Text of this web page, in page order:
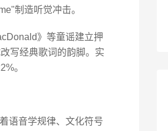
制造听觉冲击。
》等童谣建立押
写经典歌词的韵脚。实
。
语音学规律、文化符号